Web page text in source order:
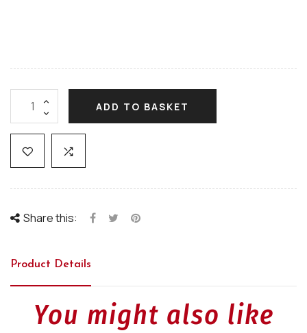
ADD TO BASKET
Share this:
Product Details
You might also like